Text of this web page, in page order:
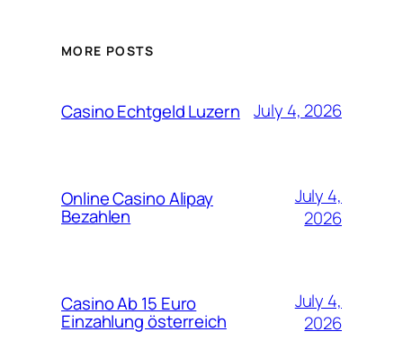
MORE POSTS
Casino Echtgeld Luzern July 4, 2026
Online Casino Alipay
Bezahlen
July 4,
2026
Casino Ab 15 Euro
Einzahlung österreich
July 4,
2026